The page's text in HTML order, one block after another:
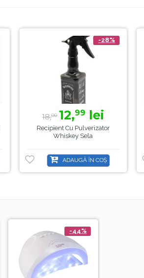
-28%
18,00 12,99 lei
Recipient Cu Pulverizator
Whiskey Sela
ADAUGĂ ÎN COȘ
-44%